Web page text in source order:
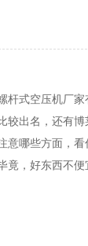
杆式空压机厂
较出名，还有
意哪些方面，
竟，好东西不